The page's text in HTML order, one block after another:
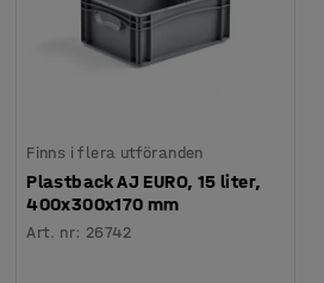
Finns i flera utföranden
Plastback AJ EURO, 15 liter,
400x300x170 mm
Art. nr: 26742